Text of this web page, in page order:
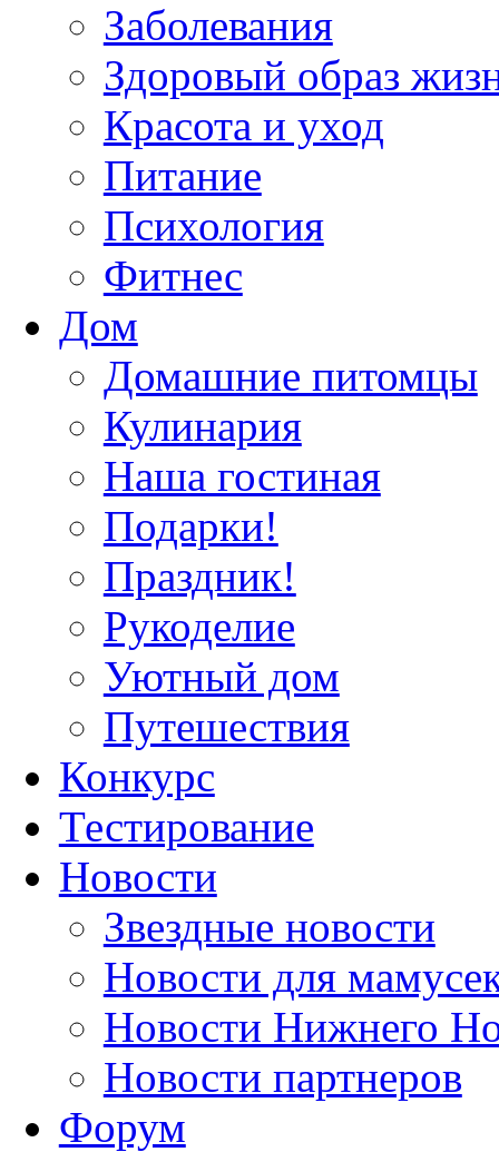
Заболевания
Здоровый образ
Красота и уход
Питание
Психология
Фитнес
Дом
Домашние питомцы
Кулинария
Наша гостиная
Подарки!
Праздник!
Рукоделие
Уютный дом
Путешествия
Конкурс
Тестирование
Новости
Звездные новости
Новости для
Новости Нижнего
Новости партнеров
Форум